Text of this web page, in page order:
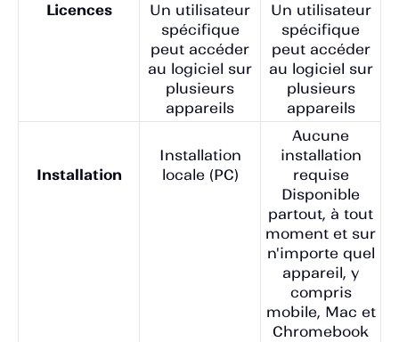
Licences
Un utilisateur
spécifique
peut accéder
au logiciel sur
plusieurs
appareils
Un utilisateur
spécifique
peut accéder
au logiciel sur
plusieurs
appareils
Installation
Installation
locale (PC)
Aucune
installation
requise
Disponible
partout, à tout
moment et sur
n'importe quel
appareil, y
compris
mobile, Mac et
Chromebook